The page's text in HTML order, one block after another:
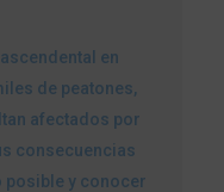
en
de peatones,
afectados por
consecuencias
posible y conocer